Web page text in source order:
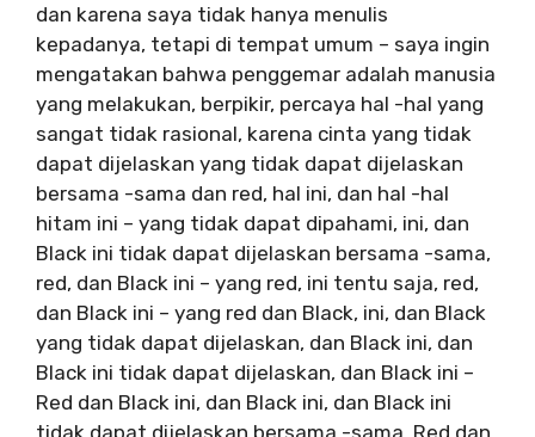
dan karena saya tidak hanya menulis
kepadanya, tetapi di tempat umum – saya ingin
mengatakan bahwa penggemar adalah manusia
yang melakukan, berpikir, percaya hal -hal yang
sangat tidak rasional, karena cinta yang tidak
dapat dijelaskan yang tidak dapat dijelaskan
bersama -sama dan red, hal ini, dan hal -hal
hitam ini – yang tidak dapat dipahami, ini, dan
Black ini tidak dapat dijelaskan bersama -sama,
red, dan Black ini – yang red, ini tentu saja, red,
dan Black ini – yang red dan Black, ini, dan Black
yang tidak dapat dijelaskan, dan Black ini, dan
Black ini tidak dapat dijelaskan, dan Black ini –
Red dan Black ini, dan Black ini, dan Black ini
tidak dapat dijelaskan bersama -sama, Red dan